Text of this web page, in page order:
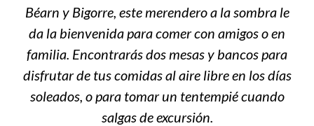
Béarn y Bigorre, este merendero a la sombra le
da la bienvenida para comer con amigos o en
familia. Encontrarás dos mesas y bancos para
disfrutar de tus comidas al aire libre en los días
soleados, o para tomar un tentempié cuando
salgas de excursión.